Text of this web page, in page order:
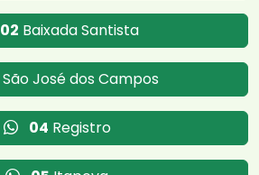
02 Baixada Santista
São José dos Campos
04 Registro